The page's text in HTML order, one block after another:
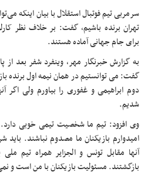
سرمربی تیم فوتبال استقلال با بیان اینکه
تهران برنده باشیم، گفت: بر خلاف نظر
برای جام جهانی آماده هستند.
به گزارش خبرنگار مهر، وینفرد شفر بعد از
گفت: می توانستیم در همان نیمه اول برنده
دوم ابراهیمی و غفوری را بیاورم ولی اگر
شدیم.
وی افزود: تیم ما شخصیت تیمی خوبی دارد.
امیدوارم بازیکنان ما مصدوم نباشند. باید
آنها مقابل تونس و الجزایر همراه تیم
بازگشتند. مسئولیت بازیکنان با من است و